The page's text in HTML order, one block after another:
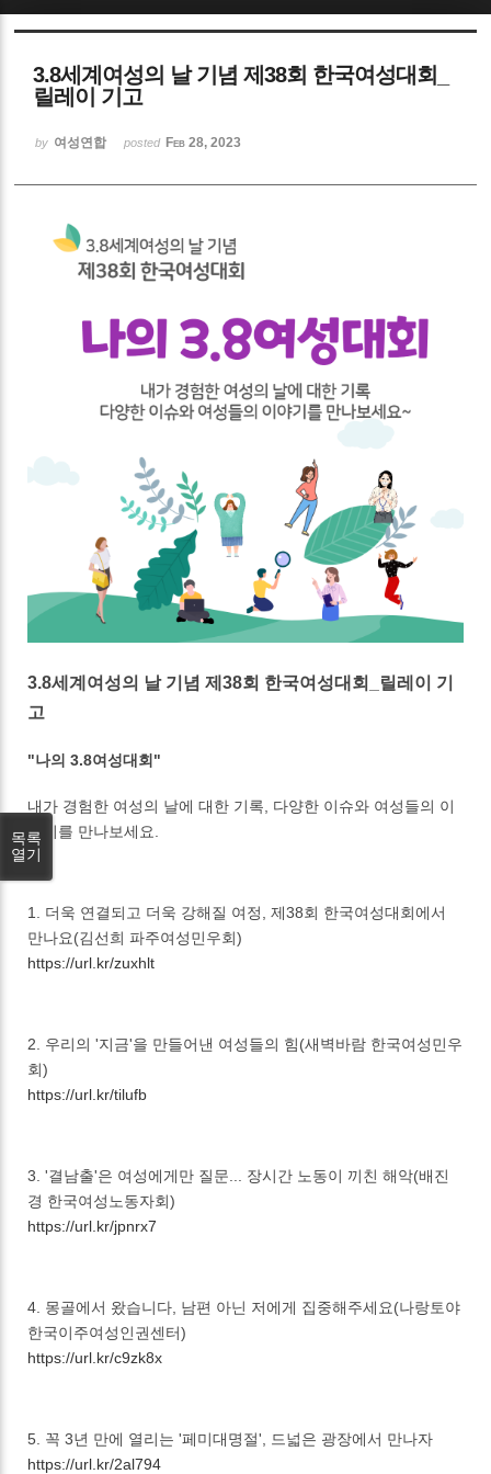
3.8세계여성의 날 기념 제38회 한국여성대회_
릴레이 기고
by 여성연합 posted Feb 28, 2023
3.8세계여성의 날 기념 제38회 한국여성대회_릴레이 기
고
"나의 3.8여성대회"
내가 경험한 여성의 날에 대한 기록, 다양한 이슈와 여성들의 이
야기를 만나보세요.
1. 더욱 연결되고 더욱 강해질 여정, 제38회 한국여성대회에서
만나요(김선희 파주여성민우회)
https://url.kr/zuxhlt
2. 우리의 '지금'을 만들어낸 여성들의 힘(새벽바람 한국여성민우
회)
https://url.kr/tilufb
3. '결남출'은 여성에게만 질문... 장시간 노동이 끼친 해악(배진
경 한국여성노동자회)
https://url.kr/jpnrx7
4. 몽골에서 왔습니다, 남편 아닌 저에게 집중해주세요(나랑토야
한국이주여성인권센터)
https://url.kr/c9zk8x
5. 꼭 3년 만에 열리는 '페미대명절', 드넓은 광장에서 만나자
https://url.kr/2al794
목록
열기
Sketchbook5, 스케치북5
Sketchbook5, 스케치북5